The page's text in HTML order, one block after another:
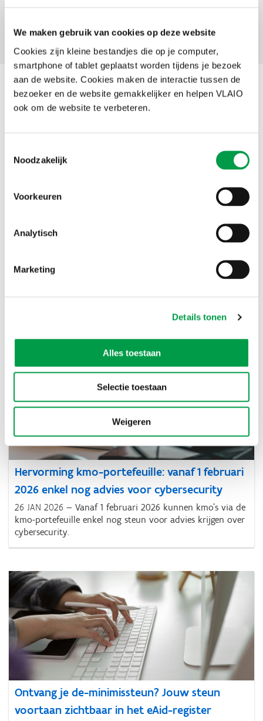
We maken gebruik van cookies op deze website
Cookies zijn kleine bestandjes die op je computer,
smartphone of tablet geplaatst worden tijdens je bezoek
aan de website. Cookies maken de interactie tussen de
bezoeker en de website gemakkelijker en helpen VLAIO
ook om de website te verbeteren.
Noodzakelijk
Voorkeuren
Analytisch
Marketing
Details tonen
Alles toestaan
Selectie toestaan
Weigeren
Facebook
X LinkedIn
EmailWhatsApp
Share
Nieuws
misleidende beloftes
Hervorming kmo-portefeuille: vanaf 1 februari
2026 enkel nog advies voor cybersecurity
26 JAN 2026
Vanaf 1 februari 2026 kunnen kmo’s via de
kmo-portefeuille enkel nog steun voor advies krijgen over
cybersecurity.
Ontvang je de-minimissteun? Jouw steun
voortaan zichtbaar in het eAid-register